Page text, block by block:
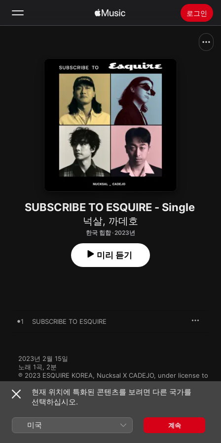
로그인
Apple Music 설치
SUBSCRIBE TO ESQUIRE - Single
넉살, 까데호
한국 힙합 · 2023년
미리 듣기
1 SUBSCRIBE TO ESQUIRE
2023년 2월 15일
노래 1곡, 2분
℗ 2023 ESQUIRE KOREA, Nucksal X CADEJO, under license to
YG PLUS
현재 위치에 특화된 콘텐츠를 보려면 다른 국가를
선택하십시오.
미국 계속